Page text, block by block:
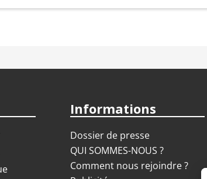
Informations
Dossier de presse
QUI SOMMES-NOUS ?
Comment nous rejoindre ?